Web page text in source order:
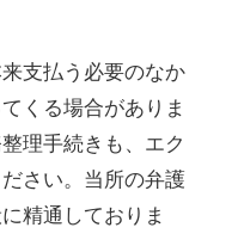
支払う必要のなか
くる場合がありま
理手続きも、エク
さい。当所の弁護
精通しておりま